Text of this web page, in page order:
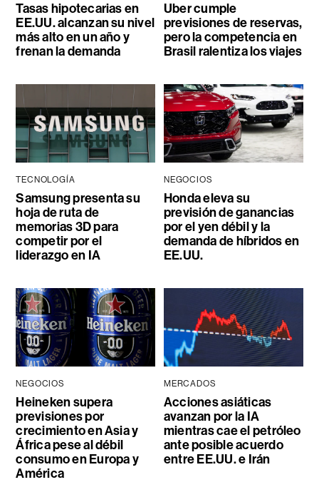
Tasas hipotecarias en
EE.UU. alcanzan su nivel
más alto en un año y
frenan la demanda
Uber cumple
previsiones de reservas,
pero la competencia en
Brasil ralentiza los viajes
TECNOLOGÍA
Samsung presenta su
hoja de ruta de
memorias 3D para
competir por el
liderazgo en IA
NEGOCIOS
Honda eleva su
previsión de ganancias
por el yen débil y la
demanda de híbridos en
EE.UU.
NEGOCIOS
Heineken supera
previsiones por
crecimiento en Asia y
África pese al débil
consumo en Europa y
América
MERCADOS
Acciones asiáticas
avanzan por la IA
mientras cae el petróleo
ante posible acuerdo
entre EE.UU. e Irán